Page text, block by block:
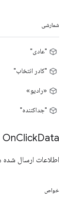
شمارشی
"عادی"
"کادر انتخاب"
«رادیو»
"جداکننده"
OnClickData
اطلاعات ارسال شده
خواص